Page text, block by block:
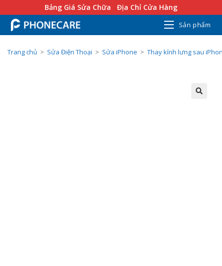
Bảng Giá Sửa Chữa Địa Chỉ Cửa Hàng
Sản phẩm
Trang chủ > Sửa Điện Thoại > Sửa iPhone > Thay kính lưng sau